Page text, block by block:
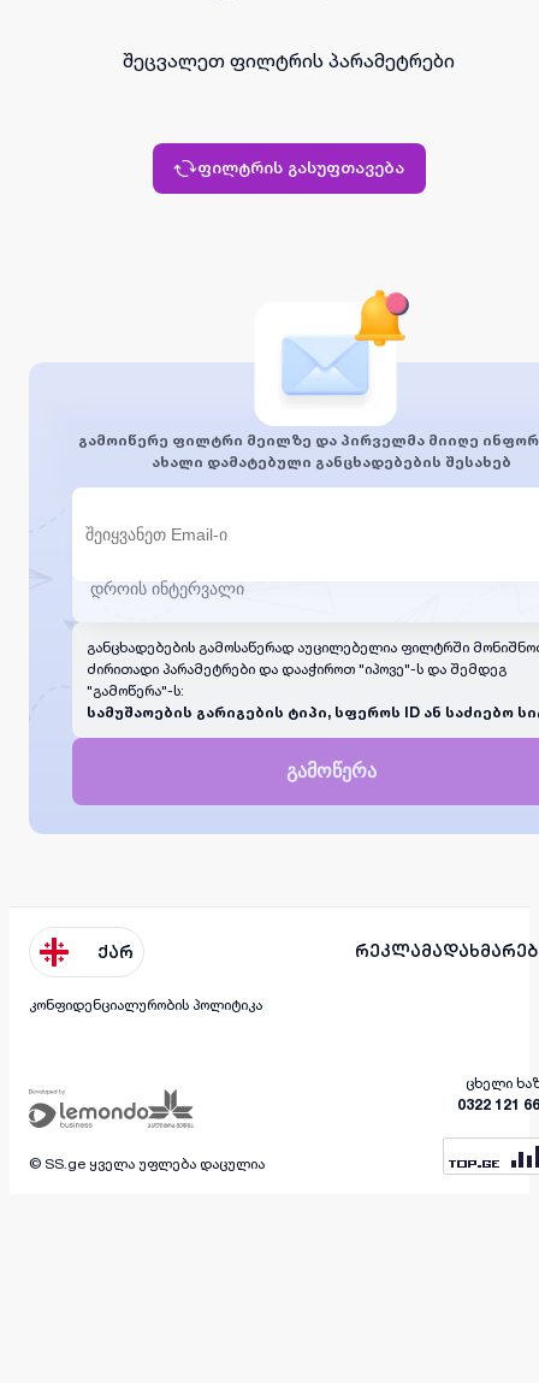
შეცვალეთ ფილტრის პარამეტრები
ფილტრის გასუფთავება
გამოიწერე ფილტრი მეილზე და პირველმა მიიღე
ახალი დამატებული განცხადებების შესახებ
განცხადებების გამოსაწერად აუცილებელია ფილტრში
ძირითადი პარამეტრები და დააჭიროთ "იპოვე"-ს და შემდეგ
"გამოწერა"-ს:
სამუშაოების გარიგების ტიპი, სფეროს ID ან საძიებო
გამოწერა
ქარ რეკლამა
კონფიდენციალურობის პოლიტიკა
ცხელი
0322 121
© SS.ge ყველა უფლება დაცულია